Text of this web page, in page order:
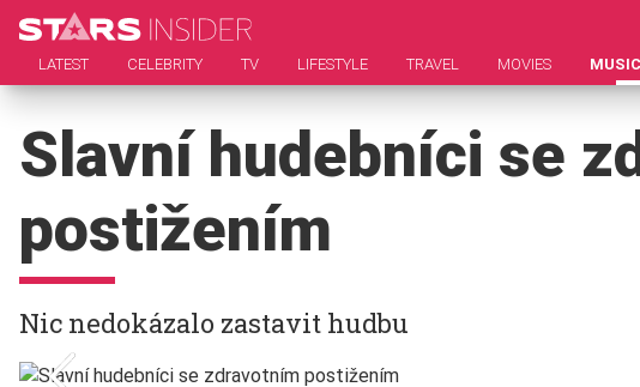
LATEST CELEBRITY TV LIFESTYLE TRAVEL MOVIES MUSIC
Slavní hudebníci se
postižením
Nic nedokázalo zastavit hudbu